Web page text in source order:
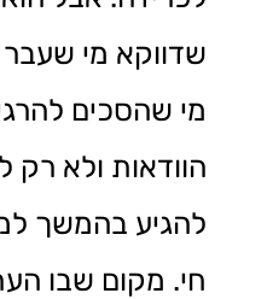
שדווקא מי
מי שהסכים
הוודאות ולא רק
להגיע בהמשך
חי. מקום שבו